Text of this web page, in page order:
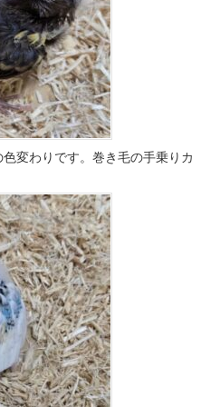
変わりです。巻き毛の手乗りカ